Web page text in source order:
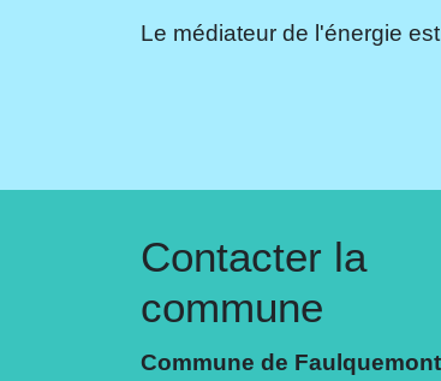
Le médiateur de l'énergie
Contacter la
commune
Commune de Faulquemont